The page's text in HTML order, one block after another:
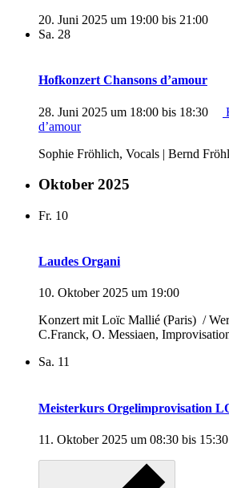
20. Juni 2025 um 19:00 bis 21:00
Sa. 28
Hofkonzert Chansons d’amour
28. Juni 2025 um 18:00 bis 18:30
d’amour
Sophie Fröhlich, Vocals | Bernd
Oktober 2025
Fr. 10
Laudes Organi
10. Oktober 2025 um 19:00
Konzert mit Loïc Mallié (Paris) /
C.Franck, O. Messiaen,
Sa. 11
Meisterkurs Orgelimprovisation
11. Oktober 2025 um 08:30 bis 15:30